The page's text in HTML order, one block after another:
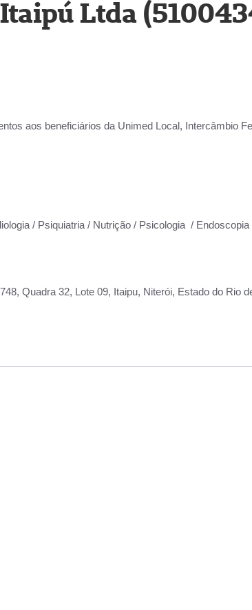
Ltda
aos beneficiários da Unimed Local, Intercâmbio
/ Psiquiatria / Nutrição / Psicologia / Endoscopia
Quadra 32, Lote 09, Itaipu, Niterói, Estado do Rio